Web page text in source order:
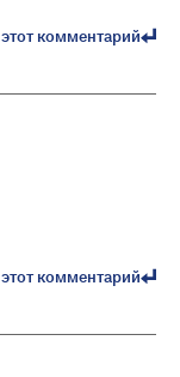
этот комментарий
этот комментарий